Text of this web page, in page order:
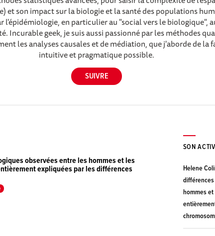
et son impact sur la biologie et la santé des populations
l'épidémiologie, en particulier au "social vers le biologique",
Incurable geek, je suis aussi passionné par les méthodes
les analyses causales et de médiation, que j'aborde de la
intuitive et pragmatique possible.
observées entre les hommes et les
expliquées par les différences
SON
Helene
hommes